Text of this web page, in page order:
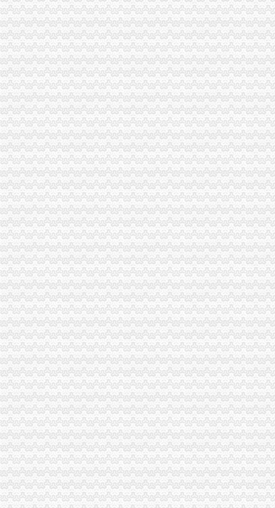
[河北]唐山市采取措施助推绿文明清明
[公告]汇添富新收益：基金份额发售公告-[中财网]
木材市场无消防许可营业近一年_资讯频道_凤凰网
废品收购站围墙垮塌掩埋4人致堆放不合标准_中国网
中梁山办执照
四川省建设厅2017年第32号建设类行政许可事项初审意见公示-迪博资
重庆破获制售证案搜缴证9万余本22人落网-河北新闻频道-长城网
重庆厂房出租-重庆厂房网-重庆招商网
台州中心港区（临海）疏港公路一期白沙至头门段工程跨海大桥BT项
【多图】金屋八区精装修一居拎包入住采光好视野无敌啊,金屋秦半
杨家坪办执照
重庆市大渡口区驰生工具厂_重庆市_大渡口区_企业在线
9成网上订餐微店涉嫌无照经营
供应代办营业执照,会计代帐,器械许可证_执照代办_商标注册_
如何找餐饮许可证代办_博通财务（在线咨询）_餐饮许可证代办_天助网
巴东县办理中央第三环保督察组交办案件况公示_中国·湖北恩施_
谢家湾办执照
关于湖北鄂州农村商业银行股份有限公司开业的批复
2014年江苏扬州市区小学施教区公布_少儿升学_无忧考网
重庆九龙坡谢家湾附近有没有专门办理手机分期付款的-谢家湾二手手
【重庆垫江县快捷酒店】重庆垫江县经济型快捷连锁酒店预订_艺龙旅
联合证券有限责任公司关于重庆建设摩托车股份有限公司重大资产购买
石桥铺办执照
社区居委会充分就业社区工作汇报材料
【重庆宽带办理】-重庆电脑/数码-今题市场通
【重庆公司注册_重庆代理记账】-重庆斗金财务咨询管理有限公司
印_国卫复审曝光台_全搜九龙坡网
【多图】新锐地带,石桥铺租房,新锐地带出租+适合办公+交通方便
石坪桥办执照
7月31日晚间上市公司公告速递_财经_中国网
渝三峡A：土地估价报告_渝三峡A(000565)_公告正文_财经_凤凰网
[发行]隆鑫通用：次公开发行A股股票招股意向书摘要-[中财网]
四川招投标网-官网-四川省招投标公共服务平台-四川招标采购信息发布
隆鑫通用动力股份有限公司次公开发行A股股票招股意向书摘要-[中
九龙坡周边办执照
大礼堂,上清寺租房,出租大礼堂车站附近精装修田园风两室一厅轻
济南商家1500-3500元房屋出租一室精装修单间别墅|济南商家1500-
重庆房价明年肯定会疯涨,现在是炒底佳时机。_重庆楼市_天涯论坛
花漾领|地理位置|花漾领周边配套与公交交通_重庆九龙坡花漾领-吉屋网